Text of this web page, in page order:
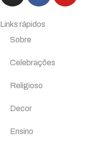
Links rápidos
Sobre
Celebrações
Religioso
Decor
Ensino